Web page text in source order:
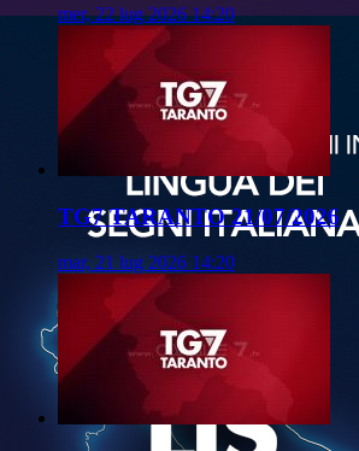
mer, 22 lug 2026 14:20
TG7 TARANTO 21/07/2026
mar, 21 lug 2026 14:20